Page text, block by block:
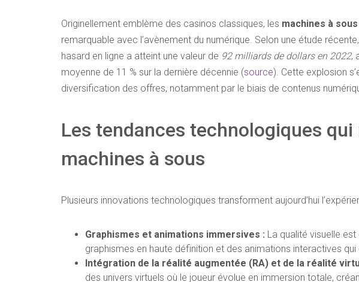
Originellement emblème des casinos classiques, les machines à sous
remarquable avec l’avènement du numérique. Selon une étude
hasard en ligne a atteint une valeur de 92 milliards de dollars en 2022,
moyenne de 11 % sur la dernière décennie (source). Cette explosion
diversification des offres, notamment par le biais de contenus
Les tendances technologiques
machines à sous
Plusieurs innovations technologiques transforment aujourd’hui
Graphismes et animations immersives : La qualité visuelle
graphismes en haute définition et des animations interactives qui
Intégration de la réalité augmentée (RA) et de la réalité
des univers virtuels où le joueur évolue en immersion totale,